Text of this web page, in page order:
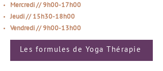
Mercredi // 9h00-17h00
Jeudi // 15h30-18h00
Vendredi // 9h00-13h00
Les formules de Yoga Thérapie